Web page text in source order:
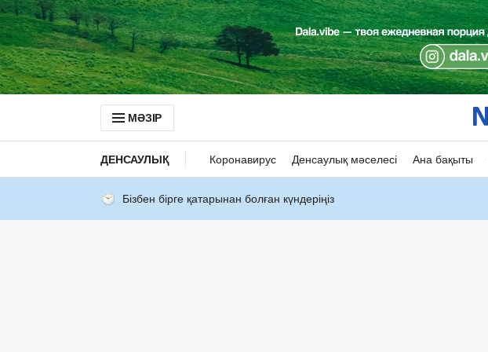
МӘЗІР
ДЕНСАУЛЫҚ Коронавирус Денсаулық мәселесі Ана бақыты
Бізбен бірге қатарынан болған күндеріңіз